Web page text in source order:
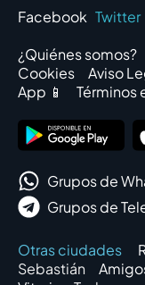
Facebook Twitter
¿Quiénes somos?
Cookies
Aviso
App 📱
Términos
Grupos de
Grupos de
Otras ciudades
Sebastián